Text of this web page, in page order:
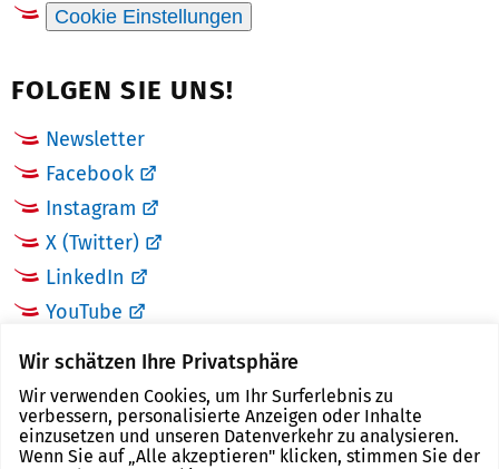
Wir schätzen Ihre Privatsphäre
Wir verwenden Cookies, um Ihr Surferlebnis zu
verbessern, personalisierte Anzeigen oder Inhalte
einzusetzen und unseren Datenverkehr zu analysieren.
Wenn Sie auf „Alle akzeptieren" klicken, stimmen Sie der
Cookie Einstellungen
FOLGEN SIE UNS!
Newsletter
Facebook
Instagram
X (Twitter)
LinkedIn
YouTube
LINKS
Landkreis Zwickau